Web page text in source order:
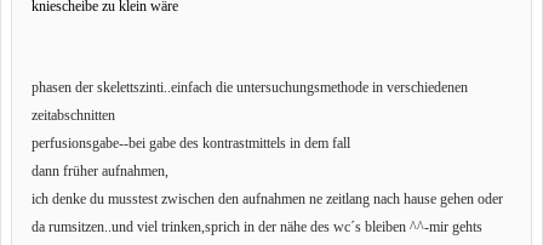
kniescheibe zu klein wäre
phasen der skelettszinti..einfach die untersuchungsmethode in verschiedenen
zeitabschnitten
perfusionsgabe--bei gabe des kontrastmittels in dem fall
dann früher aufnahmen,
ich denke du musstest zwischen den aufnahmen ne zeitlang nach hause gehen oder
da rumsitzen..und viel trinken,sprich in der nähe des wc´s bleiben ^^-mir gehts